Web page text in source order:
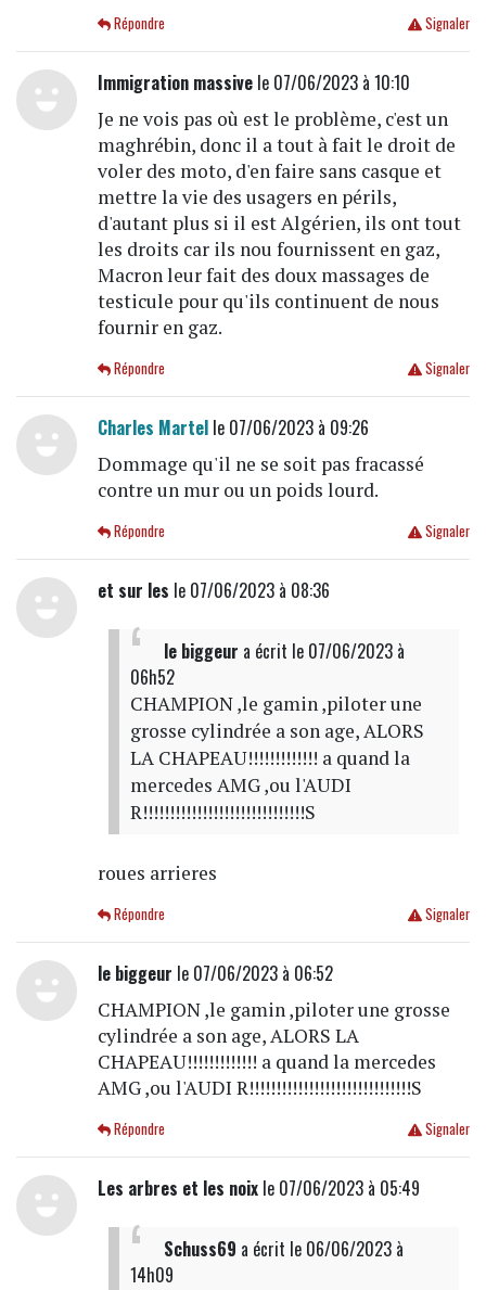
Signaler
Répondre
Immigration massivele 07/06/2023 à 10:10
Je ne vois pas où est le problème, c'est un
maghrébin, donc il a tout à fait le droit de
voler des moto, d'en faire sans casque et
mettre la vie des usagers en périls,
d'autant plus si il est Algérien, ils ont tout
les droits car ils nou fournissent en gaz,
Macron leur fait des doux massages de
testicule pour qu'ils continuent de nous
fournir en gaz.
Signaler
Répondre
Charles Martelle 07/06/2023 à 09:26
Dommage qu'il ne se soit pas fracassé
contre un mur ou un poids lourd.
Signaler
Répondre
et sur les le 07/06/2023 à 08:36
le biggeur a écrit le 07/06/2023 à
06h52
CHAMPION ,le gamin ,piloter une
grosse cylindrée a son age, ALORS
LA CHAPEAU!!!!!!!!!!!!! a quand la
mercedes AMG ,ou l'AUDI
R!!!!!!!!!!!!!!!!!!!!!!!!!!!!!!S
roues arrieres
Signaler
Répondre
le biggeur le 07/06/2023 à 06:52
CHAMPION ,le gamin ,piloter une grosse
cylindrée a son age, ALORS LA
CHAPEAU!!!!!!!!!!!!! a quand la mercedes
AMG ,ou l'AUDI R!!!!!!!!!!!!!!!!!!!!!!!!!!!!!!S
Signaler
Répondre
Les arbres et les noixle 07/06/2023 à 05:49
Schuss69 a écrit le 06/06/2023 à
14h09